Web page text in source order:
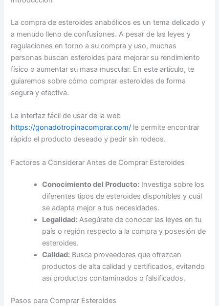
La compra de esteroides anabólicos es un tema delicado y
a menudo lleno de confusiones. A pesar de las leyes y
regulaciones en torno a su compra y uso, muchas
personas buscan esteroides para mejorar su rendimiento
físico o aumentar su masa muscular. En este artículo, te
guiaremos sobre cómo comprar esteroides de forma
segura y efectiva.
La interfaz fácil de usar de la web
https://gonadotropinacomprar.com/ le permite encontrar
rápido el producto deseado y pedir sin rodeos.
Factores a Considerar Antes de Comprar Esteroides
Conocimiento del Producto: Investiga sobre los
diferentes tipos de esteroides disponibles y cuál
se adapta mejor a tus necesidades.
Legalidad: Asegúrate de conocer las leyes en tu
país o región respecto a la compra y posesión de
esteroides.
Calidad: Busca proveedores que ofrezcan
productos de alta calidad y certificados, evitando
así productos contaminados o falsificados.
Pasos para Comprar Esteroides